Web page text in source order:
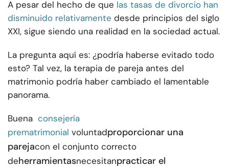
A pesar del hecho de que las tasas de divorcio han
disminuido relativamente desde principios del siglo
XXI, sigue siendo una realidad en la sociedad actual.
La pregunta aquí es: ¿podría haberse evitado todo
esto? Tal vez, la terapia de pareja antes del
matrimonio podría haber cambiado el lamentable
panorama.
Buena consejería
prematrimonial voluntadproporcionar una
parejacon el conjunto correcto
deherramientasnecesitanpracticar el